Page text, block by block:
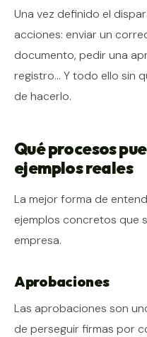
Una vez definido el
acciones: enviar un
documento, pedir una
registro… Y todo ello sin
de hacerlo.
Qué procesos
ejemplos reales
La mejor forma de
ejemplos concretos que
empresa.
Aprobaciones
Las aprobaciones son
de perseguir firmas por